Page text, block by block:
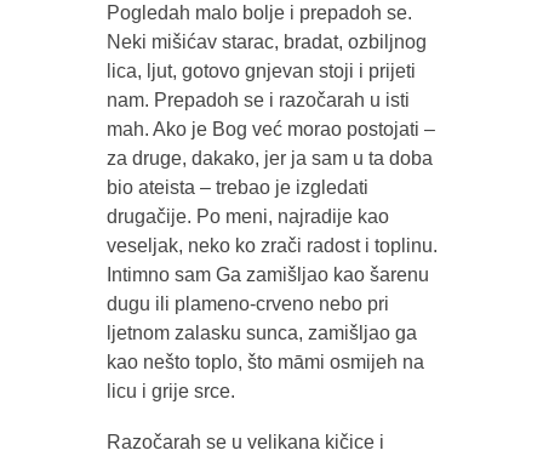
Pogledah malo bolje i prepadoh se.
Neki mišićav starac, bradat, ozbiljnog
lica, ljut, gotovo gnjevan stoji i prijeti
nam. Prepadoh se i razočarah u isti
mah. Ako je Bog već morao postojati –
za druge, dakako, jer ja sam u ta doba
bio ateista – trebao je izgledati
drugačije. Po meni, najradije kao
veseljak, neko ko zrači radost i toplinu.
Intimno sam Ga zamišljao kao šarenu
dugu ili plameno-crveno nebo pri
ljetnom zalasku sunca, zamišljao ga
kao nešto toplo, što māmi osmijeh na
licu i grije srce.
Razočarah se u velikana kičice i